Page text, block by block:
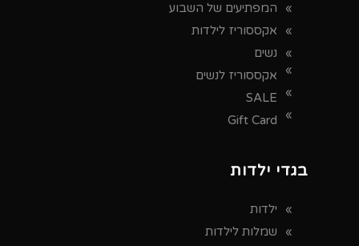
המפתיעים של השבוע
אקססוריז לילדות
נשים
אקססוריז לנשים
SALE
Gift Card
בגדי ילדות
ילדות
שמלות לילדות